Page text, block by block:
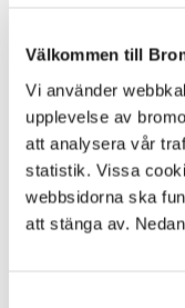
Välkommen till
Vi använder
upplevelse av
att analysera vår
statistik. Vissa
webbsidorna ska
att stänga av.
Bromölla. Längs
I samband med att
bostäder men
ökande antalet
bostäder.